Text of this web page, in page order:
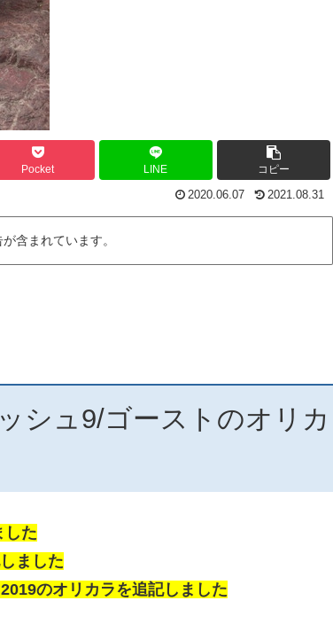
Pocket LINE コピー
2020.06.07 2021.08.31
含まれています。
シュ9/ゴーストのオリカ
た
ました
のオリカラを追記しました